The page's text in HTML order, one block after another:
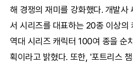
해 경쟁의 재미를 강화했다. 개발사
서 시리즈를 대표하는 20종 이상의
역대 시리즈 캐릭터 100여 종을 순
획이라고 밝혔다. 또한, '포트리스